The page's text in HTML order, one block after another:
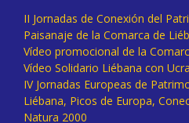
II Jornadas de Conexión del
Paisanaje de la Comarca de
Vídeo promocional de la
Vídeo Solidario Liébana con
IV Jornadas Europeas de
Liébana, Picos de Europa,
Natura 2000